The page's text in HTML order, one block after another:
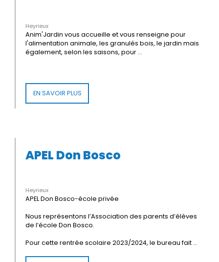
Heyrieux
Anim'Jardin vous accueille et vous renseigne pour
l'alimentation animale, les granulés bois, le jardin mais
également, selon les saisons, pour ...
EN SAVOIR PLUS
APEL Don Bosco
Heyrieux
APEL Don Bosco-école privée
Nous représentons l’Association des parents d’élèves
de l’école Don Bosco.
Pour cette rentrée scolaire 2023/2024, le bureau fait ...